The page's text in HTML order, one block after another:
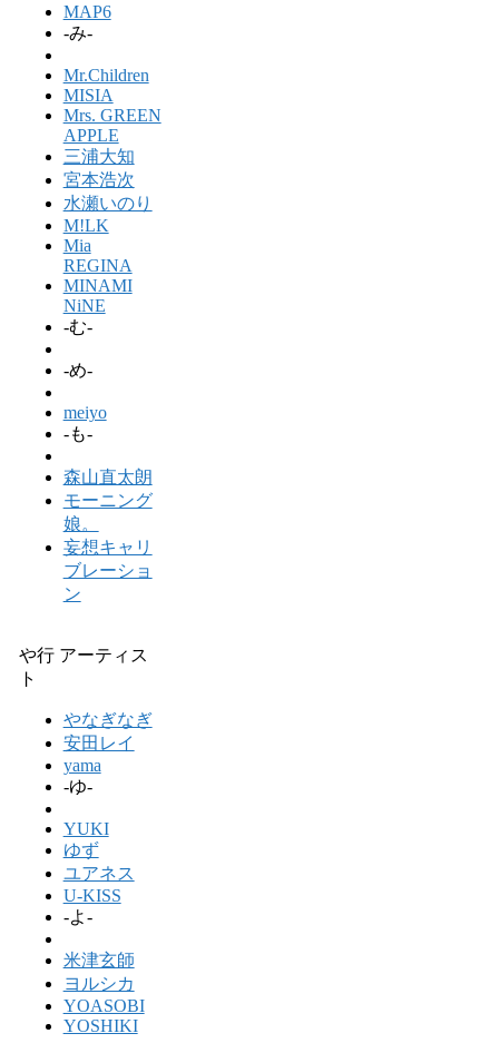
MAP6
-み-
Mr.Children
MISIA
Mrs. GREEN
APPLE
三浦大知
宮本浩次
水瀬いのり
M!LK
Mia
REGINA
MINAMI
NiNE
-む-
-め-
meiyo
-も-
森山直太朗
モーニング
娘。
妄想キャリ
ブレーショ
ン
や行 アーティス
ト
やなぎなぎ
安田レイ
yama
-ゆ-
YUKI
ゆず
ユアネス
U-KISS
-よ-
米津玄師
ヨルシカ
YOASOBI
YOSHIKI